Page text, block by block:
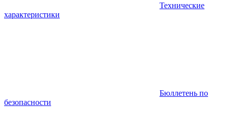
Технические
характеристики
Бюллетень по
безопасности